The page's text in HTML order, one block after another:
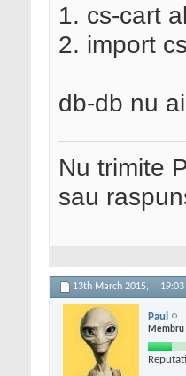
1. cs-cart
2. import
db-db nu
Nu trimite
sau
13th March 2015, 19:03
Paul
Membru